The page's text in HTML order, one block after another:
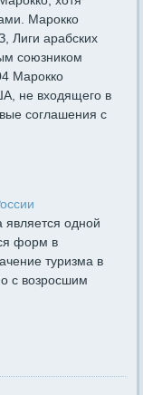
Марокко
арабских
союзником
Марокко
не входящего в
соглашения с
является одной
форм в
туризма в
с возросшим